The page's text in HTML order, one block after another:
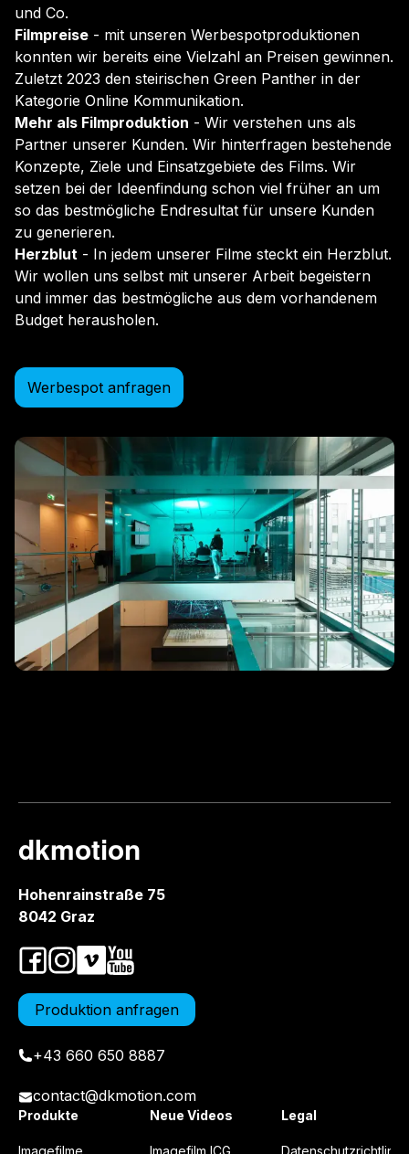
und Co.
Filmpreise - mit unseren Werbespotproduktionen
konnten wir bereits eine Vielzahl an Preisen gewinnen.
Zuletzt 2023 den steirischen Green Panther in der
Kategorie Online Kommunikation.
Mehr als Filmproduktion - Wir verstehen uns als
Partner unserer Kunden. Wir hinterfragen bestehende
Konzepte, Ziele und Einsatzgebiete des Films. Wir
setzen bei der Ideenfindung schon viel früher an um
so das bestmögliche Endresultat für unsere Kunden
zu generieren.
Herzblut - In jedem unserer Filme steckt ein Herzblut.
Wir wollen uns selbst mit unserer Arbeit begeistern
und immer das bestmögliche aus dem vorhandenem
Budget herausholen.
Werbespot anfragen
dkmotion
Hohenrainstraße 75
8042 Graz
Produktion anfragen
+43 660 650 8887
contact@dkmotion.com
Produkte
Imagefilme
Neue Videos
Imagefilm ICG
Legal